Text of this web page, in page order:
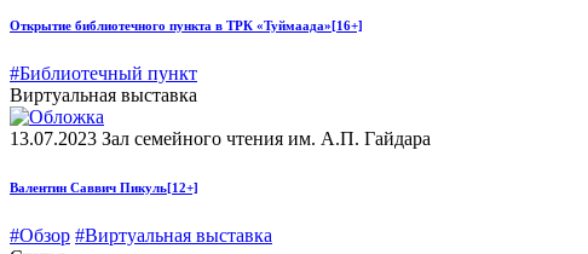
Открытие библиотечного пункта в ТРК «Туймаада»[16+]
#Библиотечный пункт
Виртуальная выставка
13.07.2023 Зал семейного чтения им. А.П. Гайдара
Валентин Саввич Пикуль[12+]
#Обзор #Виртуальная выставка